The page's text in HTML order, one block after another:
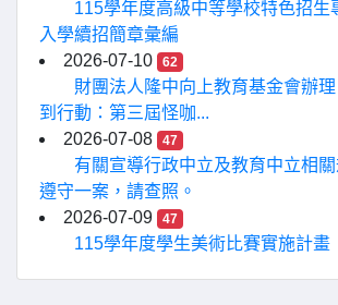
115學年度高級中等學校特色招生
入學續招簡章彙編
2026-07-10
62
財團法人隆中向上教育基金會辦
到行動：第三屆怪咖...
2026-07-08
47
有關宣導行政中立及教育中立相
遵守一案，請查照。
2026-07-09
47
115學年度學生美術比賽實施計畫